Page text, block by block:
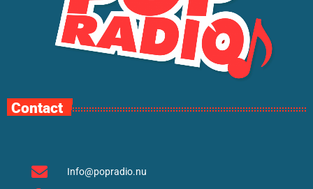
Contact
Info@popradio.nu